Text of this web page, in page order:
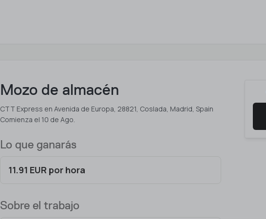
Mozo de almacén
CTT Express en Avenida de Europa, 28821, Coslada, Madrid, Spain
Comienza el 10 de Ago.
Lo que ganarás
11.91 EUR por hora
Sobre el trabajo